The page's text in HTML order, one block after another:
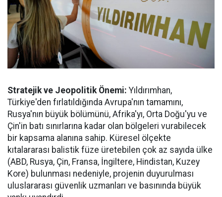
Stratejik ve Jeopolitik Önemi: Yıldırımhan,
Türkiye'den fırlatıldığında Avrupa'nın tamamını,
Rusya'nın büyük bölümünü, Afrika'yı, Orta Doğu'yu ve
Çin'in batı sınırlarına kadar olan bölgeleri vurabilecek
bir kapsama alanına sahip. Küresel ölçekte
kıtalararası balistik füze üretebilen çok az sayıda ülke
(ABD, Rusya, Çin, Fransa, İngiltere, Hindistan, Kuzey
Kore) bulunması nedeniyle, projenin duyurulması
uluslararası güvenlik uzmanları ve basınında büyük